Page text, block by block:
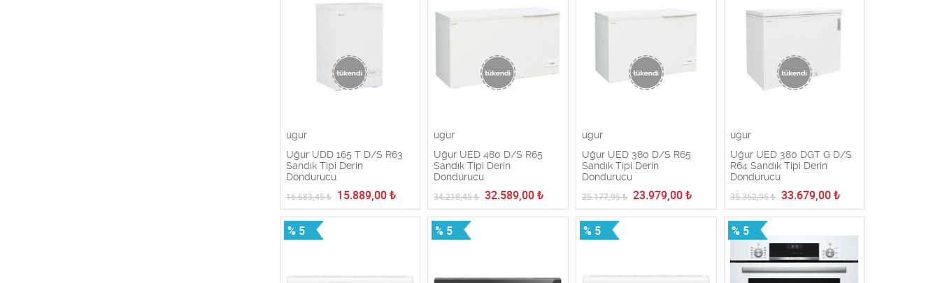
ugur
Uğur UDD 165 T D/S R63
Sandık Tipi Derin
Dondurucu
16.683,45₺ 15.889,00₺
ugur
Uğur UED 480 D/S R65
Sandık Tipi Derin
Dondurucu
34.218,45₺ 32.589,00 ₺
ugur
Uğur UED 380 D/S R65
Sandık Tipi Derin
Dondurucu
25.177,95₺ 23.979,00 ₺
ugur
Uğur UED 380 DGT G D/S
R64 Sandık Tipi Derin
Dondurucu
35.362,95₺ 33.679,00 ₺
% 5 % 5 % 5 % 5